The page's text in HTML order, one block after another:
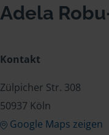
Adela
Kontakt
Zülpicher Str. 308
50937 Köln
Google Maps zeigen